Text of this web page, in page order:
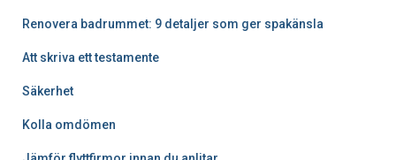
Renovera badrummet: 9 detaljer som ger spakänsla
Att skriva ett testamente
Säkerhet
Kolla omdömen